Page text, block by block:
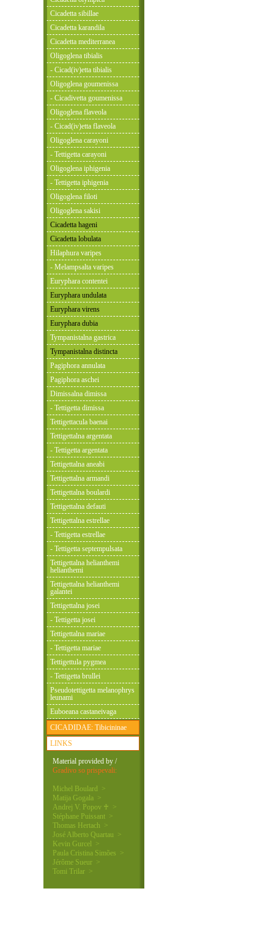
Cicadetta sibillae
Cicadetta karandila
Cicadetta mediterranea
Oligoglena tibialis
- Cicad(iv)etta tibialis
Oligoglena goumenissa
- Cicadivetta goumenissa
Oligoglena flaveola
- Cicad(iv)etta flaveola
Oligoglena carayoni
- Tettigetta carayoni
Oligoglena iphigenia
- Tettigetta iphigenia
Oligoglena filoti
Oligoglena sakisi
Cicadetta hageni
Cicadetta lobulata
Hilaphura varipes
- Melampsalta varipes
Euryphara contentei
Euryphara undulata
Euryphara virens
Euryphara dubia
Tympanistalna gastrica
Tympanistalna distincta
Pagiphora annulata
Pagiphora aschei
Dimissalna dimissa
- Tettigetta dimissa
Tettigettacula baenai
Tettigettalna argentata
- Tettigetta argentata
Tettigettalna aneabi
Tettigettalna armandi
Tettigettalna boulardi
Tettigettalna defauti
Tettigettalna estrellae
- Tettigetta estrellae
- Tettigetta septempulsata
Tettigettalna helianthemi
helianthemi
Tettigettalna helianthemi
galantei
Tettigettalna josei
- Tettigetta josei
Tettigettalna mariae
- Tettigetta mariae
Tettigettula pygmea
- Tettigetta brullei
Pseudotettigetta melanophrys
leunami
Euboeana castaneivaga
CICADIDAE: Tibicininae
LINKS
Material provided by /
Gradivo so prispevali:
Michel Boulard >
Matija Gogala >
Andrej V. Popov ♰ >
Stéphane Puissant >
Thomas Hertach >
José Alberto Quartau >
Kevin Gurcel >
Paula Cristina Simões >
Jérôme Sueur >
Tomi Trilar >